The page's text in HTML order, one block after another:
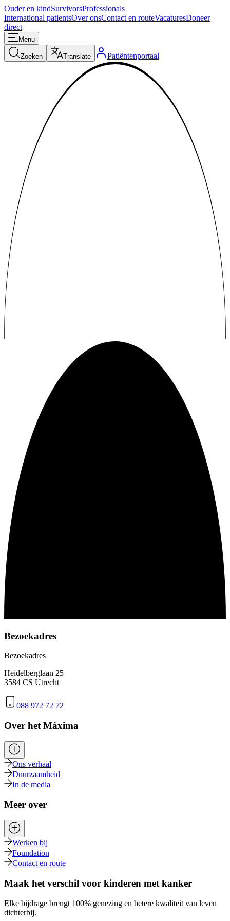
Ouder en kindSurvivorsProfessionals
International patientsOver onsContact en routeVacaturesDoneer
direct
Menu
Zoeken Translate Patiëntenportaal
Bezoekadres
Bezoekadres
Heidelberglaan 25
3584 CS Utrecht
088 972 72 72
Over het Máxima
Ons verhaal
Duurzaamheid
In de media
Meer over
Werken bij
Foundation
Contact en route
Maak het verschil voor kinderen met kanker
Elke bijdrage brengt 100% genezing en betere kwaliteit van leven
dichterbij.